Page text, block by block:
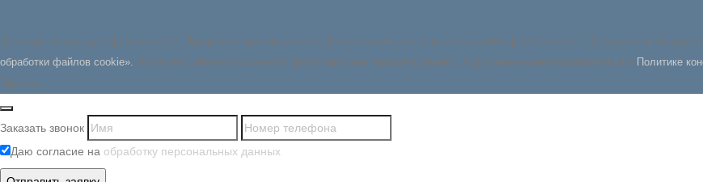
Этот сайт использует файлы cookie. Продолжая просмотр сайта, Вы соглашаетесь на использование файлов cookie. Чтобы узнать
обработки файлов cookie». На нашем сайте используется Трансграничная передача данных, подробнее можете ознакомиться в
Политике
Принять
Заказать звонок
Даю согласие на обработку персональных данных